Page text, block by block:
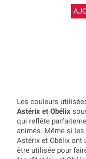
Les couleurs
Astérix et Obélix
qui reflète
animés. Même si
Astérix et Obélix ont
être utilisée pour